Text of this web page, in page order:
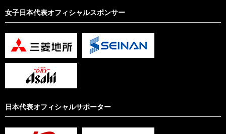
女子日本代表オフィシャルスポンサー
日本代表オフィシャルサポーター